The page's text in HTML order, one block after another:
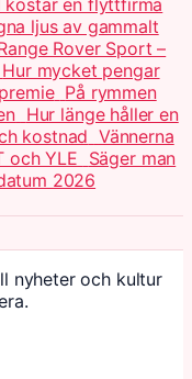
ljus av gammalt
Rover Sport –
Hur mycket pengar
På rymmen
Hur länge håller en
kostnad Vännerna
och YLE Säger man
2026
nyheter och kultur